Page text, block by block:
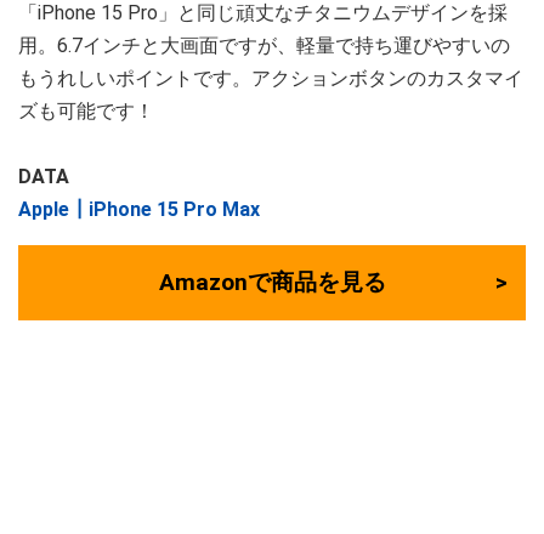
「iPhone 15 Pro」と同じ頑丈なチタニウムデザインを採
用。6.7インチと大画面ですが、軽量で持ち運びやすいの
もうれしいポイントです。アクションボタンのカスタマイ
ズも可能です！
DATA
Apple┃iPhone 15 Pro Max
Amazonで商品を見る